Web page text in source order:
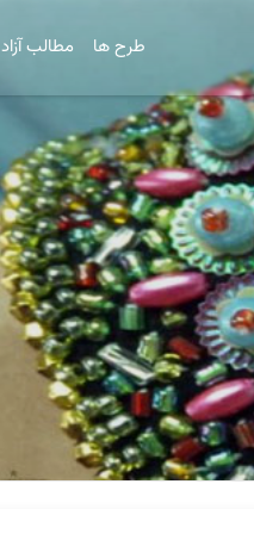
طرح ها مطالب آزاد